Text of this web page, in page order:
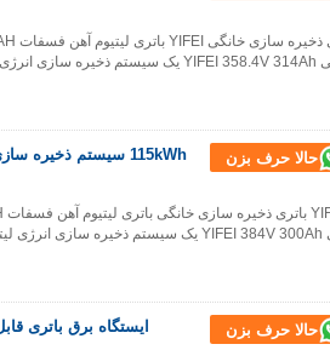
حالا حرف بزن
حالا حرف بزن